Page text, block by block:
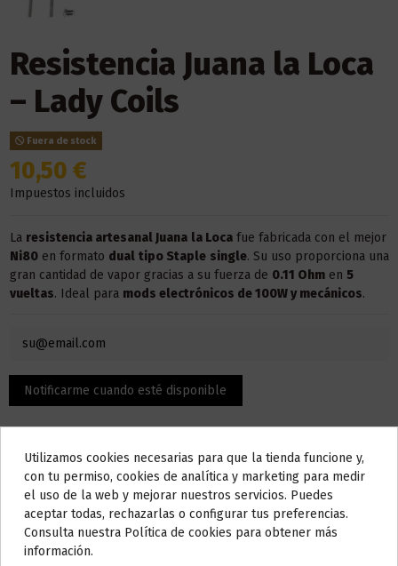
Resistencia Juana la Loca
– Lady Coils
Fuera de stock
10,50 €
Impuestos incluidos
La resistencia artesanal Juana la Locafue fabricada con el mejor
Ni80en formato dual tipo Staple single. Su uso proporciona una
gran cantidad de vapor gracias a su fuerza de 0.11 Ohmen 5
vueltas. Ideal para mods electrónicos de 100W y mecánicos.
Descripción
Do not show again.
AVISO IMPORTANTE
Nos tomamos unos días
Todos los pedidos realizados desde el
Utilizamos cookies necesarias para que la tienda funcione y,
con tu permiso, cookies de analítica y marketing para medir
el uso de la web y mejorar nuestros servicios. Puedes
aceptar todas, rechazarlas o configurar tus preferencias.
Consulta nuestra Política de cookies para obtener más
información.